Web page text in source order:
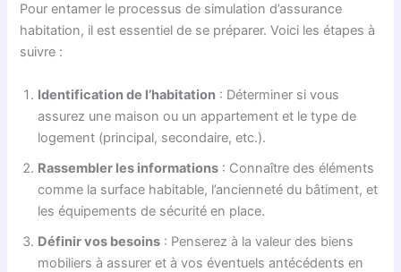
Pour entamer le processus de simulation d’assurance
habitation, il est essentiel de se préparer. Voici les étapes à
suivre :
Identification de l’habitation : Déterminer si vous
assurez une maison ou un appartement et le type de
logement (principal, secondaire, etc.).
Rassembler les informations : Connaître des éléments
comme la surface habitable, l’ancienneté du bâtiment, et
les équipements de sécurité en place.
Définir vos besoins : Penserez à la valeur des biens
mobiliers à assurer et à vos éventuels antécédents en